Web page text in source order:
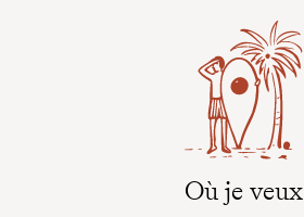
Où je veux